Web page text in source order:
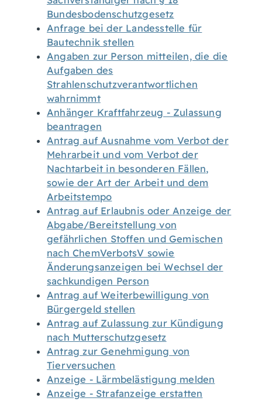
Bundesbodenschutzgesetz
Anfrage bei der Landesstelle für
Bautechnik stellen
Angaben zur Person mitteilen, die die
Aufgaben des
Strahlenschutzverantwortlichen
wahrnimmt
Anhänger Kraftfahrzeug - Zulassung
beantragen
Antrag auf Ausnahme vom Verbot der
Mehrarbeit und vom Verbot der
Nachtarbeit in besonderen Fällen,
sowie der Art der Arbeit und dem
Arbeitstempo
Antrag auf Erlaubnis oder Anzeige der
Abgabe/Bereitstellung von
gefährlichen Stoffen und Gemischen
nach ChemVerbotsV sowie
Änderungsanzeigen bei Wechsel der
sachkundigen Person
Antrag auf Weiterbewilligung von
Bürgergeld stellen
Antrag auf Zulassung zur Kündigung
nach Mutterschutzgesetz
Antrag zur Genehmigung von
Tierversuchen
Anzeige - Lärmbelästigung melden
Anzeige - Strafanzeige erstatten